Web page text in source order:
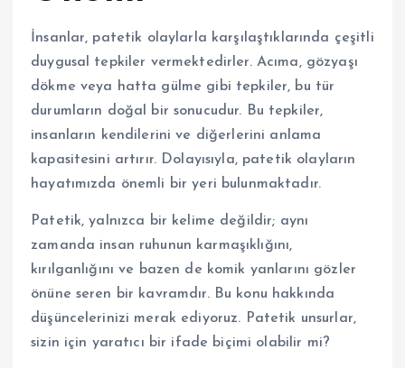
İnsanlar, patetik olaylarla karşılaştıklarında çeşitli
duygusal tepkiler vermektedirler. Acıma, gözyaşı
dökme veya hatta gülme gibi tepkiler, bu tür
durumların doğal bir sonucudur. Bu tepkiler,
insanların kendilerini ve diğerlerini anlama
kapasitesini artırır. Dolayısıyla, patetik olayların
hayatımızda önemli bir yeri bulunmaktadır.
Patetik, yalnızca bir kelime değildir; aynı
zamanda insan ruhunun karmaşıklığını,
kırılganlığını ve bazen de komik yanlarını gözler
önüne seren bir kavramdır. Bu konu hakkında
düşüncelerinizi merak ediyoruz. Patetik unsurlar,
sizin için yaratıcı bir ifade biçimi olabilir mi?